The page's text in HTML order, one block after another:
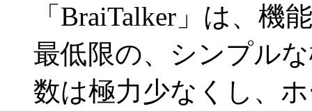
「BraiTalker」は、機
最低限の、シンプル
数は極力少なくし、